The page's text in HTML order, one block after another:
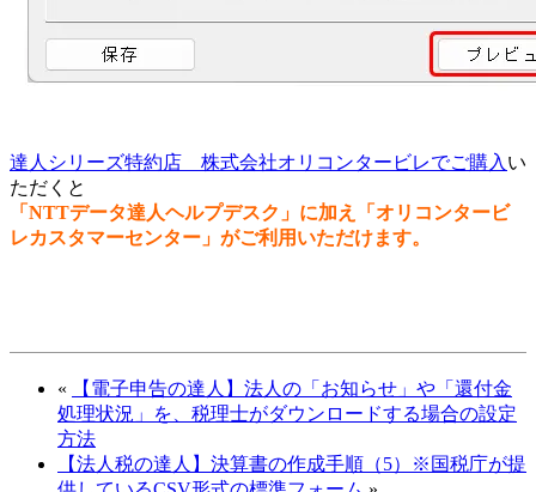
達人シリーズ特約店 株式会社オリコンタービレでご購入 い
ただくと
「NTTデータ達人ヘルプデスク」に加え「オリコンタービ
レカスタマーセンター」がご利用いただけます。
«
【電子申告の達人】法人の「お知らせ」や「還付金
処理状況」を、税理士がダウンロードする場合の設定
方法
【法人税の達人】決算書の作成手順（5）※国税庁が提